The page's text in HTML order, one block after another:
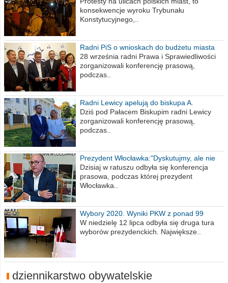
konsekwencje wyroku Trybunału
Konstytucyjnego,..
Radni PiS o wnioskach do budżetu miasta
na 2021 rok
28 września radni Prawa i Sprawiedliwości
zorganizowali konferencję prasową,
podczas..
Radni Lewicy apelują do biskupa A.
Wiesława Meringa
Dziś pod Pałacem Biskupim radni Lewicy
zorganizowali konferencję prasową,
podczas..
Prezydent Włocławka:"Dyskutujmy, ale nie
obrażajmy się”
Dzisiaj w ratuszu odbyła się konferencja
prasowa, podczas której prezydent
Włocławka..
Wybory 2020. Wyniki PKW z ponad 99
procent obwodów
W niedzielę 12 lipca odbyła się druga tura
wyborów prezydenckich. Największe..
dziennikarstwo obywatelskie